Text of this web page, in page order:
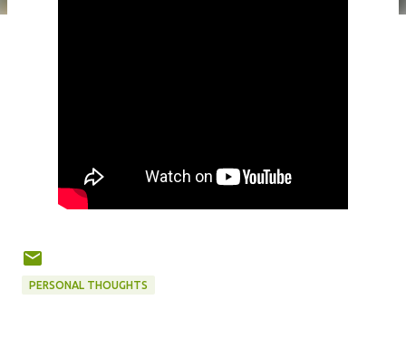
PERSONAL THOUGHTS